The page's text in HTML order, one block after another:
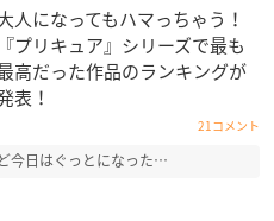
人になってもハマっちゃう！
『プリキュア』シリーズで最も
高だった作品のランキングが
表！
21コメント
今日はぐっとになった…